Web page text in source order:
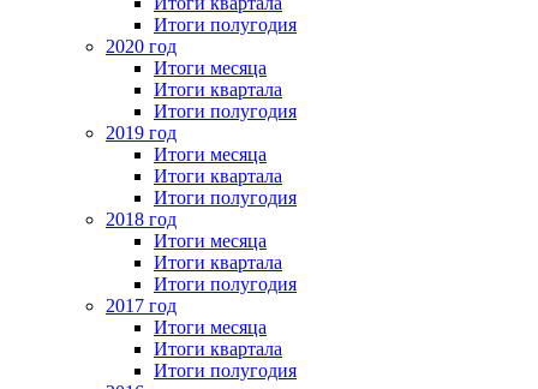
Итоги полугодия
2020 год
Итоги месяца
Итоги квартала
Итоги полугодия
2019 год
Итоги месяца
Итоги квартала
Итоги полугодия
2018 год
Итоги месяца
Итоги квартала
Итоги полугодия
2017 год
Итоги месяца
Итоги квартала
Итоги полугодия